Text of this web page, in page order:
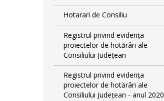
Hotarari de Consiliu
Registrul privind evidența
proiectelor de hotărâri ale
Consiliului Județean
Registrul privind evidența
proiectelor de hotărâri ale
Consiliului Județean - anul 2020